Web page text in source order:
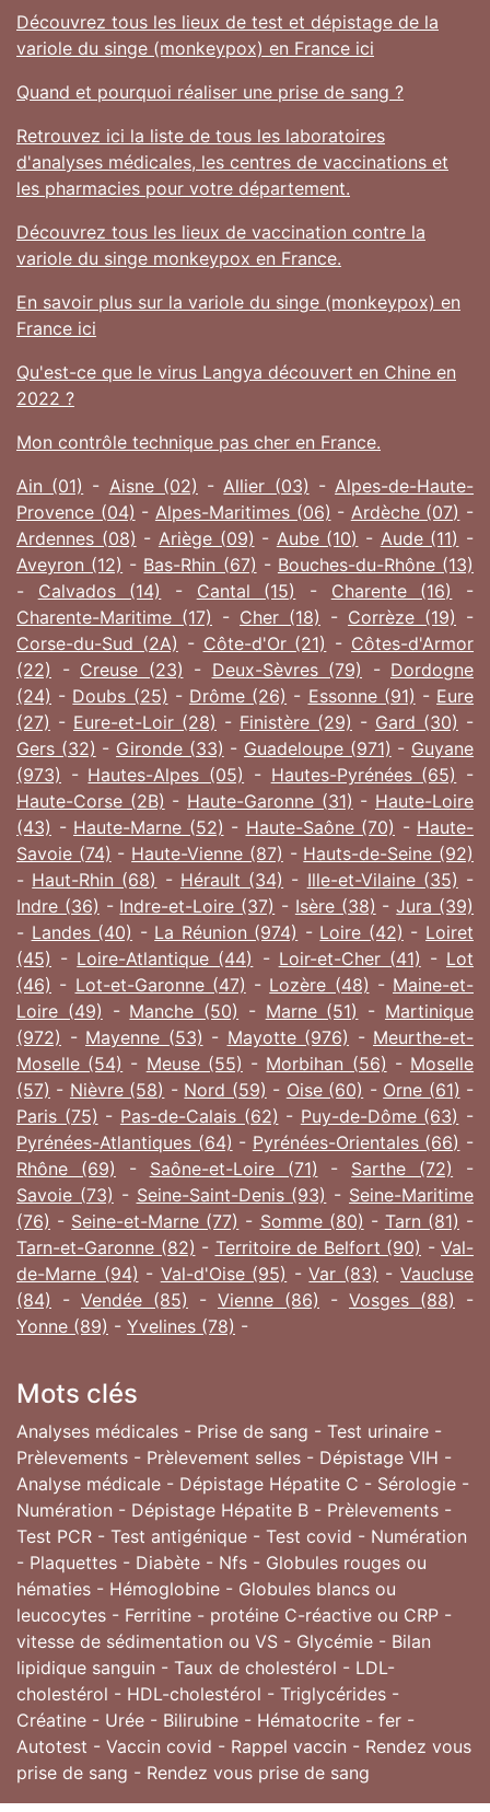
Découvrez tous les lieux de test et dépistage de la
variole du singe (monkeypox) en France ici
Quand et pourquoi réaliser une prise de sang ?
Retrouvez ici la liste de tous les laboratoires
d'analyses médicales, les centres de vaccinations et
les pharmacies pour votre département.
Découvrez tous les lieux de vaccination contre la
variole du singe monkeypox en France.
En savoir plus sur la variole du singe (monkeypox) en
France ici
Qu'est-ce que le virus Langya découvert en Chine en
2022 ?
Mon contrôle technique pas cher en France.
Ain (01) - Aisne (02) - Allier (03) - Alpes-de-Haute-
Provence (04) - Alpes-Maritimes (06) - Ardèche (07) -
Ardennes (08) - Ariège (09) - Aube (10) - Aude (11) -
Aveyron (12) - Bas-Rhin (67) - Bouches-du-Rhône (13)
- Calvados (14) - Cantal (15) - Charente (16)
-
Charente-Maritime (17) - Cher (18) - Corrèze (19) -
Corse-du-Sud (2A) - Côte-d'Or (21) - Côtes-d'Armor
(22) - Creuse (23) - Deux-Sèvres (79) - Dordogne
(24) - Doubs (25) - Drôme (26) - Essonne (91) - Eure
(27) - Eure-et-Loir (28) - Finistère (29) - Gard (30) -
Gers (32) - Gironde (33) - Guadeloupe (971) - Guyane
(973) - Hautes-Alpes (05) - Hautes-Pyrénées (65) -
Haute-Corse (2B) - Haute-Garonne (31) - Haute-Loire
(43) - Haute-Marne (52) - Haute-Saône (70) - Haute-
Savoie (74) - Haute-Vienne (87) - Hauts-de-Seine (92)
- Haut-Rhin (68) - Hérault (34) - Ille-et-Vilaine (35) -
Indre (36) - Indre-et-Loire (37) - Isère (38) -Jura (39)
- Landes (40) - La Réunion (974) - Loire (42) - Loiret
(45) - Loire-Atlantique (44) - Loir-et-Cher (41) - Lot
(46) - Lot-et-Garonne (47) - Lozère (48) - Maine-et-
Loire (49) - Manche (50) - Marne (51) - Martinique
(972) - Mayenne (53) - Mayotte (976) - Meurthe-et-
Moselle (54) - Meuse (55) - Morbihan (56) - Moselle
(57) - Nièvre (58) - Nord (59) - Oise (60) - Orne (61) -
Paris (75) - Pas-de-Calais (62) - Puy-de-Dôme (63) -
Pyrénées-Atlantiques (64) - Pyrénées-Orientales (66) -
Rhône (69) - Saône-et-Loire (71) - Sarthe (72)
-
Savoie (73) - Seine-Saint-Denis (93) - Seine-Maritime
(76) - Seine-et-Marne (77) - Somme (80) - Tarn (81) -
Tarn-et-Garonne (82) - Territoire de Belfort (90) - Val-
de-Marne (94) - Val-d'Oise (95) -Var (83) -Vaucluse
(84) - Vendée (85) - Vienne (86) - Vosges (88) -
Yonne (89) - Yvelines (78) -
Mots clés
Analyses médicales - Prise de sang - Test urinaire -
Prèlevements - Prèlevement selles - Dépistage VIH -
Analyse médicale - Dépistage Hépatite C - Sérologie -
Numération - Dépistage Hépatite B - Prèlevements -
Test PCR - Test antigénique - Test covid - Numération
- Plaquettes - Diabète - Nfs - Globules rouges ou
hématies - Hémoglobine - Globules blancs ou
leucocytes - Ferritine - protéine C-réactive ou CRP -
vitesse de sédimentation ou VS - Glycémie - Bilan
lipidique sanguin - Taux de cholestérol - LDL-
cholestérol - HDL-cholestérol - Triglycérides -
Créatine - Urée - Bilirubine - Hématocrite - fer -
Autotest - Vaccin covid - Rappel vaccin - Rendez vous
prise de sang - Rendez vous prise de sang